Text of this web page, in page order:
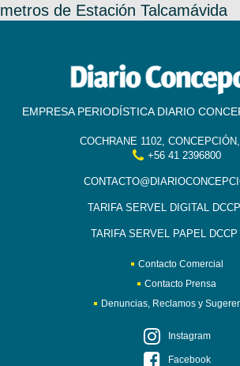
metros de Estación Talcamávida
EMPRESA PERIODÍSTICA DIARIO
COCHRANE 1102,
+56 41 2396800
TARIFA SERVEL DIGITAL
TARIFA SERVEL PAPEL DCCP
Contacto Comercial
Contacto Prensa
Denuncias, Reclamos y
Instagram
Facebook